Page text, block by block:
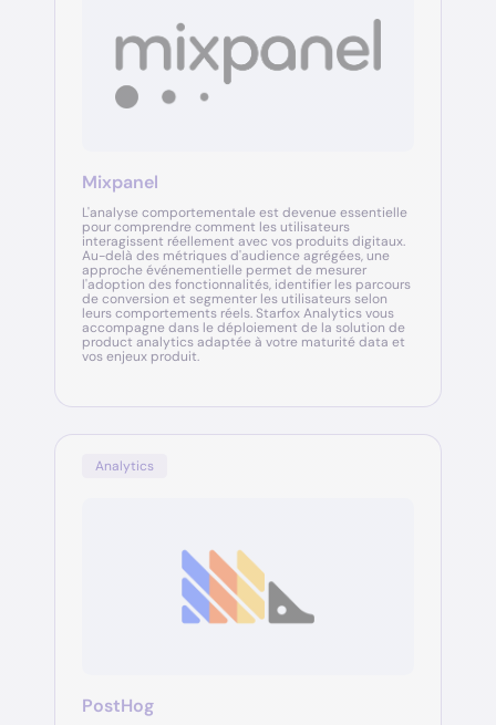
Mixpanel
L'analyse comportementale est devenue essentielle
pour comprendre comment les utilisateurs
interagissent réellement avec vos produits digitaux.
Au-delà des métriques d'audience agrégées, une
approche événementielle permet de mesurer
l'adoption des fonctionnalités, identifier les parcours
de conversion et segmenter les utilisateurs selon
leurs comportements réels. Starfox Analytics vous
accompagne dans le déploiement de la solution de
product analytics adaptée à votre maturité data et
vos enjeux produit.
Analytics
PostHog